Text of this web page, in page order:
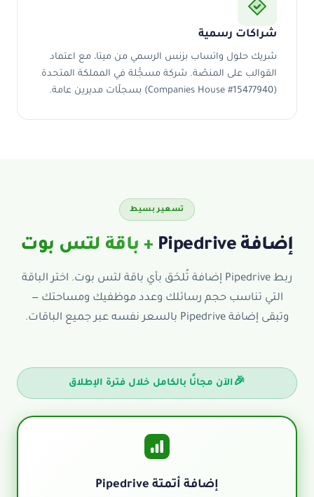
شراكات رسمية
شريك حلول واتساب بزنس الرسمي من ميتا، مع اعتماد
القوالب على المنصّة. شركة مسجَّلة في المملكة المتحدة
(Companies House #15477940) بسجلّات مديرين عامة.
تسعير بسيط
إضافة Pipedrive + باقة لتس بوت
ربط Pipedrive إضافة تُلحَق بأي باقة لتس بوت. اختر الباقة
التي تناسب حجم رسائلك وعدد موظفيك ومساحتك —
وتبقى إضافة Pipedrive بالسعر نفسه عبر جميع الباقات.
🎉 الآن مجانًا بالكامل خلال فترة الإطلاق
إضافة أتمتة Pipedrive